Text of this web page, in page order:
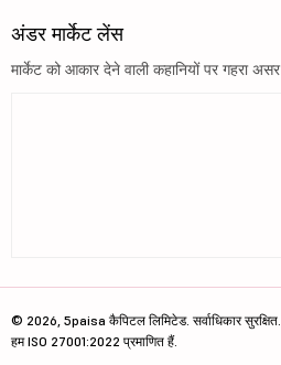
अंडर मार्केट लेंस
मार्केट को आकार देने वाली कहानियों पर गहरा असर
© 2026, 5paisa कैपिटल लिमिटेड. सर्वाधिकार सुरक्षित.
हम ISO 27001:2022 प्रमाणित हैं.